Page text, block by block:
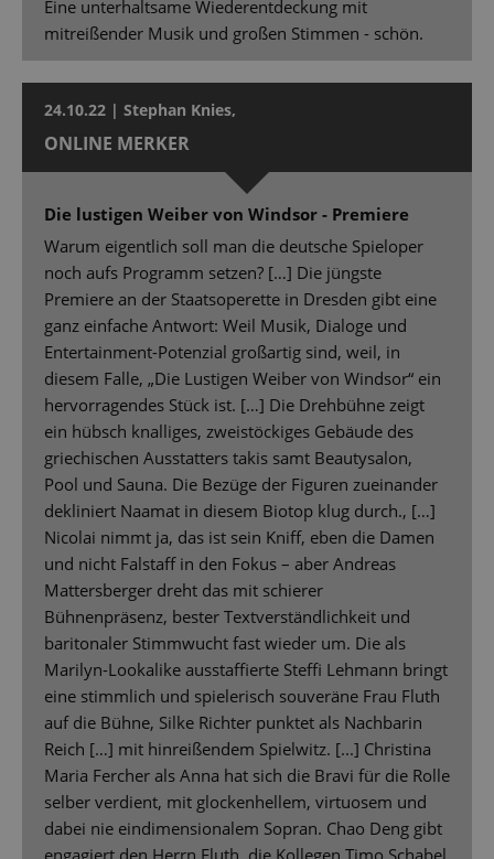
Eine unterhaltsame Wiederentdeckung mit
mitreißender Musik und großen Stimmen - schön.
24.10.22 | Stephan Knies,
ONLINE MERKER
Die lustigen Weiber von Windsor - Premiere
Warum eigentlich soll man die deutsche Spieloper
noch aufs Programm setzen? […] Die jüngste
Premiere an der Staatsoperette in Dresden gibt eine
ganz einfache Antwort: Weil Musik, Dialoge und
Entertainment-Potenzial großartig sind, weil, in
diesem Falle, „Die Lustigen Weiber von Windsor“ ein
hervorragendes Stück ist. […] Die Drehbühne zeigt
ein hübsch knalliges, zweistöckiges Gebäude des
griechischen Ausstatters takis samt Beautysalon,
Pool und Sauna. Die Bezüge der Figuren zueinander
dekliniert Naamat in diesem Biotop klug durch., […]
Nicolai nimmt ja, das ist sein Kniff, eben die Damen
und nicht Falstaff in den Fokus – aber Andreas
Mattersberger dreht das mit schierer
Bühnenpräsenz, bester Textverständlichkeit und
baritonaler Stimmwucht fast wieder um. Die als
Marilyn-Lookalike ausstaffierte Steffi Lehmann bringt
eine stimmlich und spielerisch souveräne Frau Fluth
auf die Bühne, Silke Richter punktet als Nachbarin
Reich […] mit hinreißendem Spielwitz. [...] Christina
Maria Fercher als Anna hat sich die Bravi für die Rolle
selber verdient, mit glockenhellem, virtuosem und
dabei nie eindimensionalem Sopran. Chao Deng gibt